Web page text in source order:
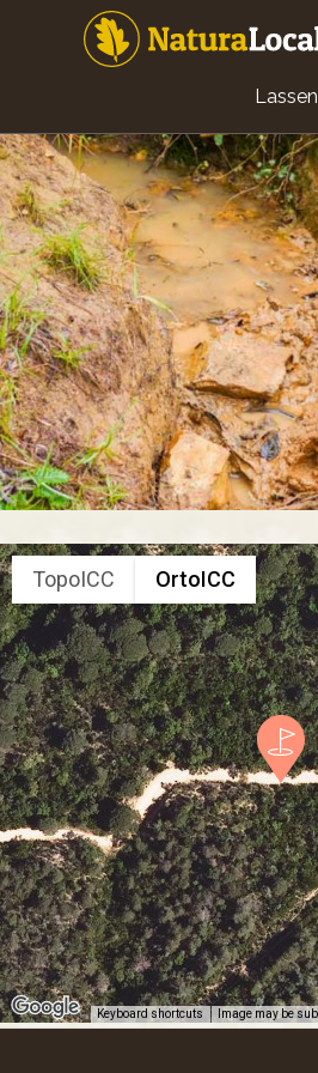
TopoICC OrtoICC
Keyboard shortcuts Image may be